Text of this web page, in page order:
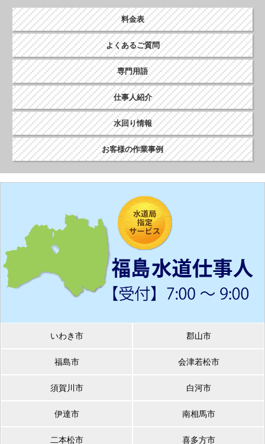
料金表
よくあるご質問
専門用語
仕事人紹介
水回り情報
お客様の作業事例
いわき市 郡山市
福島市 会津若松市
須賀川市 白河市
伊達市 南相馬市
二本松市 喜多方市